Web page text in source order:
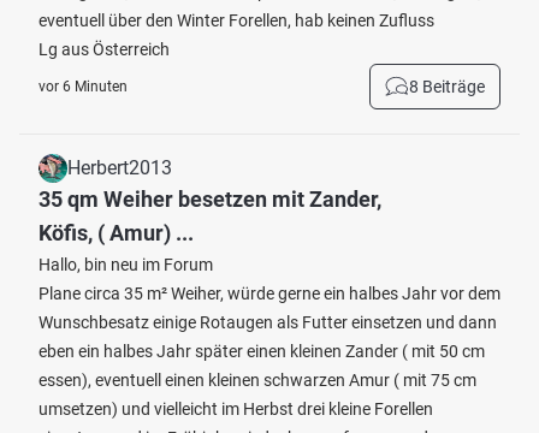
eventuell über den Winter Forellen, hab keinen Zufluss
Lg aus Österreich
vor 6 Minuten 8 Beiträge
Herbert2013
35 qm Weiher besetzen mit Zander,
Köfis, ( Amur) ...
Hallo, bin neu im Forum
Plane circa 35 m² Weiher, würde gerne ein halbes Jahr vor dem
Wunschbesatz einige Rotaugen als Futter einsetzen und dann
eben ein halbes Jahr später einen kleinen Zander ( mit 50 cm
essen), eventuell einen kleinen schwarzen Amur ( mit 75 cm
umsetzen) und vielleicht im Herbst drei kleine Forellen